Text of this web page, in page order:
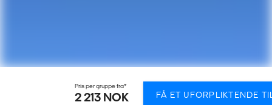
Pris per gruppe fra*
2 213 NOK FÅ ET UFORPLIKTENDE